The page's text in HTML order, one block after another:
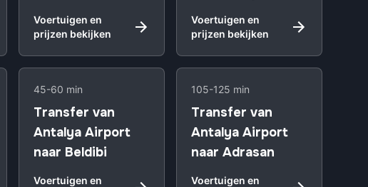
Voertuigen en
prijzen bekijken
Voertuigen en
prijzen bekijken
45-60 min
Transfer van
Antalya Airport
naar Beldibi
Voertuigen en
105-125 min
Transfer van
Antalya Airport
naar Adrasan
Voertuigen en